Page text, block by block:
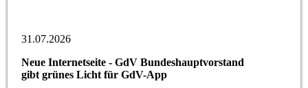
31.07.2026
Neue Internetseite - GdV Bundeshauptvorstand
gibt grünes Licht für GdV-App